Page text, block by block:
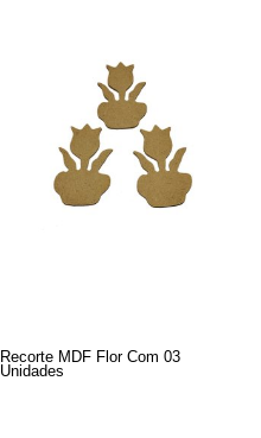
Recorte MDF Flor Com 03
Unidades